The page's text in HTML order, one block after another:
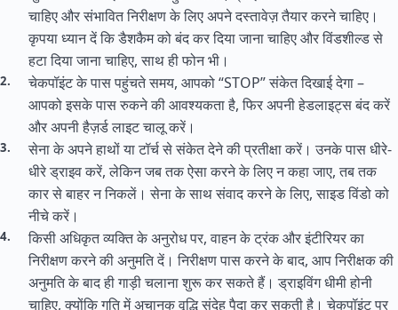
चाहिए और संभावित निरीक्षण के लिए अपने दस्तावेज़ तैयार करने चाहिए।
कृपया ध्यान दें कि डैशकैम को बंद कर दिया जाना चाहिए और विंडशील्ड से
हटा दिया जाना चाहिए, साथ ही फोन भी।
चेकपॉइंट के पास पहुंचते समय, आपको “STOP” संकेत दिखाई देगा –
आपको इसके पास रुकने की आवश्यकता है, फिर अपनी हेडलाइट्स बंद करें
और अपनी हैज़र्ड लाइट चालू करें।
सेना के अपने हाथों या टॉर्च से संकेत देने की प्रतीक्षा करें। उनके पास धीरे-
धीरे ड्राइव करें, लेकिन जब तक ऐसा करने के लिए न कहा जाए, तब तक
कार से बाहर न निकलें। सेना के साथ संवाद करने के लिए, साइड विंडो को
नीचे करें।
किसी अधिकृत व्यक्ति के अनुरोध पर, वाहन के ट्रंक और इंटीरियर का
निरीक्षण करने की अनुमति दें। निरीक्षण पास करने के बाद, आप निरीक्षक की
अनुमति के बाद ही गाड़ी चलाना शुरू कर सकते हैं। ड्राइविंग धीमी होनी
चाहिए, क्योंकि गति में अचानक वृद्धि संदेह पैदा कर सकती है। चेकपॉइंट पर